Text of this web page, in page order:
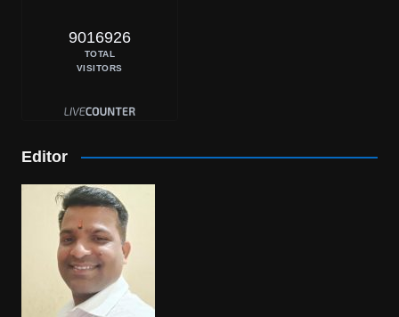
9016926
TOTAL
VISITORS
Editor